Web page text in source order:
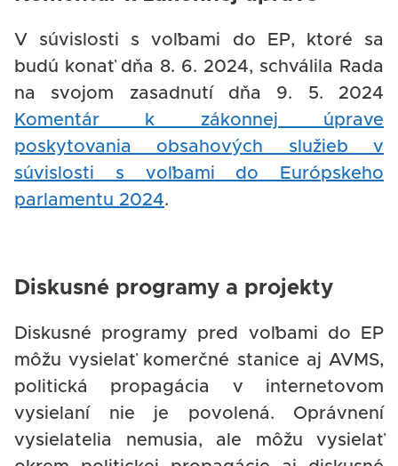
V súvislosti s voľbami do EP, ktoré sa
budú konať dňa 8. 6. 2024, schválila Rada
na svojom zasadnutí dňa 9. 5. 2024
Komentár k zákonnej úprave
poskytovania obsahových služieb v
súvislosti s voľbami do Európskeho
parlamentu 2024.
Diskusné programy a projekty
Diskusné programy pred voľbami do EP
môžu vysielať komerčné stanice aj AVMS,
politická propagácia v internetovom
vysielaní nie je povolená. Oprávnení
vysielatelia nemusia, ale môžu vysielať